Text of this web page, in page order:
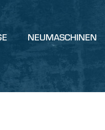
NEUMASCHINEN